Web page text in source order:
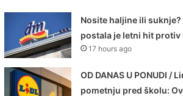
Nosite haljine ili
postala je letni hit
17 hours ago
OD DANAS U PONUDI /
pometnju pred školu: